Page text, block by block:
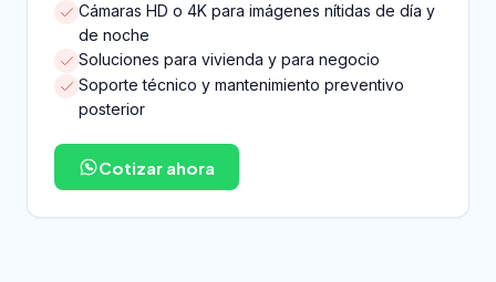
Cámaras HD o 4K para imágenes nítidas de día y
de noche
Soluciones para vivienda y para negocio
Soporte técnico y mantenimiento preventivo
posterior
Cotizar ahora